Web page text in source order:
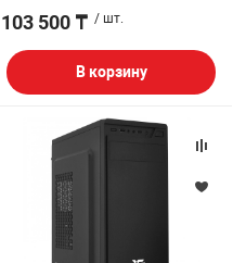
103 500 ₸ / шт.
В корзину